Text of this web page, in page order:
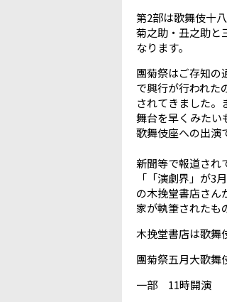
第2部は歌舞伎十
菊之助・丑之助と
なります。
團菊祭はご存知の
で興行が行われた
されてきました。
舞台を早くみたい
歌舞伎座への出演
新聞等で報道され
「「演劇界」が3
の木挽堂書店さん
家が執筆されたも
木挽堂書店は歌
團菊祭五月大歌舞
一部 11時開演 「